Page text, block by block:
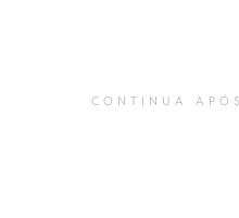
CONTINUA